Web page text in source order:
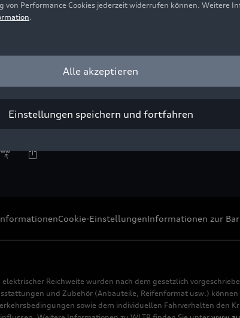
honorarfrei
Cookie-EinstellungenInformationen zur
Reichweite wurden nach dem gesetzlich
und Zubehör (Anbauteile, Reifenformat usw.) können
sowie dem individuellen Fahrverhalten den
Performance Cookies jederzeit widerrufen können. Weitere
.
Alle akzeptieren
Einstellungen speichern und fortfahren